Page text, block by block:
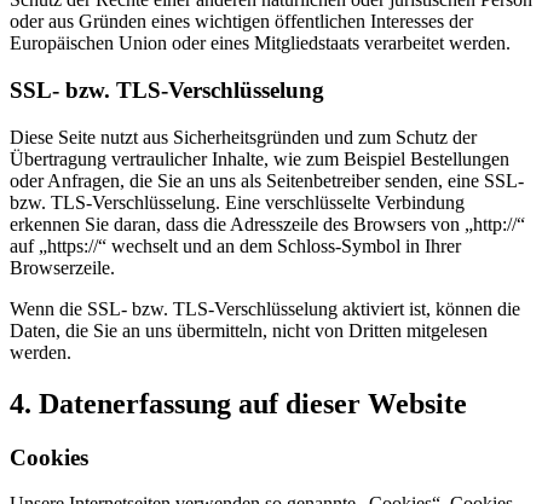
oder aus Gründen eines wichtigen öffentlichen Interesses der
Europäischen Union oder eines Mitgliedstaats verarbeitet werden.
SSL- bzw. TLS-Verschlüsselung
Diese Seite nutzt aus Sicherheitsgründen und zum Schutz der
Übertragung vertraulicher Inhalte, wie zum Beispiel Bestellungen
oder Anfragen, die Sie an uns als Seitenbetreiber senden, eine SSL-
bzw. TLS-Verschlüsselung. Eine verschlüsselte Verbindung
erkennen Sie daran, dass die Adresszeile des Browsers von „http://“
auf „https://“ wechselt und an dem Schloss-Symbol in Ihrer
Browserzeile.
Wenn die SSL- bzw. TLS-Verschlüsselung aktiviert ist, können die
Daten, die Sie an uns übermitteln, nicht von Dritten mitgelesen
werden.
4. Datenerfassung auf dieser Website
Cookies